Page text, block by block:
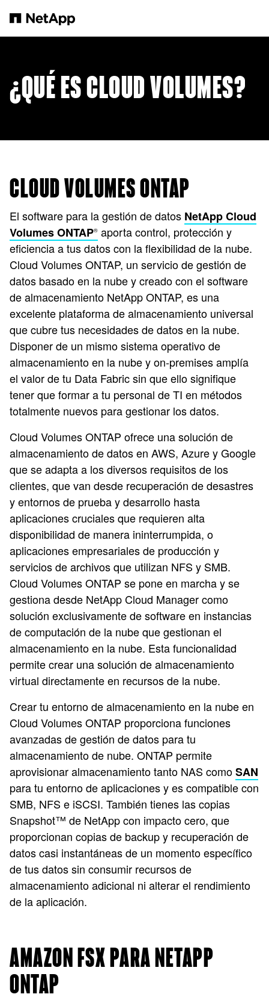
¿QUÉ ES CLOUD VOLUMES?
CLOUD VOLUMES ONTAP
El software para la gestión de datos NetAppCloud
Volumes ONTAP® aporta control, protección y
eficiencia a tus datos con la flexibilidad de la nube.
Cloud Volumes ONTAP, un servicio de gestión de
datos basado en la nube y creado con el software
de almacenamiento NetApp ONTAP, es una
excelente plataforma de almacenamiento universal
que cubre tus necesidades de datos en la nube.
Disponer de un mismo sistema operativo de
almacenamiento en la nube y on-premises amplía
el valor de tu Data Fabric sin que ello signifique
tener que formar a tu personal de TI en métodos
totalmente nuevos para gestionar los datos.
Cloud Volumes ONTAP ofrece una solución de
almacenamiento de datos en AWS, Azure y Google
que se adapta a los diversos requisitos de los
clientes, que van desde recuperación de desastres
y entornos de prueba y desarrollo hasta
aplicaciones cruciales que requieren alta
disponibilidad de manera ininterrumpida, o
aplicaciones empresariales de producción y
servicios de archivos que utilizan NFS y SMB.
Cloud Volumes ONTAP se pone en marcha y se
gestiona desde NetApp Cloud Manager como
solución exclusivamente de software en instancias
de computación de la nube que gestionan el
almacenamiento en la nube. Esta funcionalidad
permite crear una solución de almacenamiento
virtual directamente en recursos de la nube.
Crear tu entorno de almacenamiento en la nube en
Cloud Volumes ONTAP proporciona funciones
avanzadas de gestión de datos para tu
almacenamiento de nube. ONTAP permite
aprovisionar almacenamiento tanto NAS comoSAN
para tu entorno de aplicaciones y es compatible con
SMB, NFS e iSCSI. También tienes las copias
Snapshot™ de NetApp con impacto cero, que
proporcionan copias de backup y recuperación de
datos casi instantáneas de un momento específico
de tus datos sin consumir recursos de
almacenamiento adicional ni alterar el rendimiento
de la aplicación.
AMAZON FSX PARA NETAPP
ONTAP